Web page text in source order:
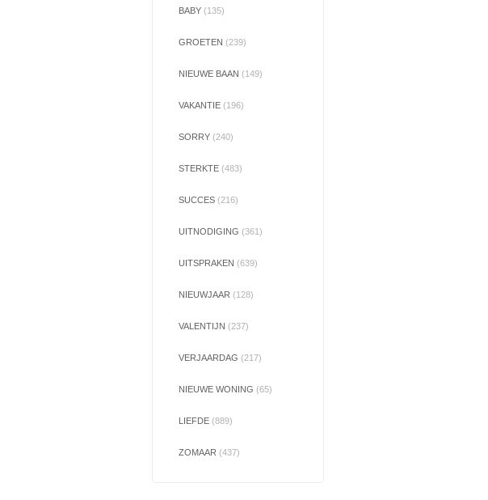
BABY (135)
GROETEN (239)
NIEUWE BAAN (149)
VAKANTIE (196)
SORRY (240)
STERKTE (483)
SUCCES (216)
UITNODIGING (361)
UITSPRAKEN (639)
NIEUWJAAR (128)
VALENTIJN (237)
VERJAARDAG (217)
NIEUWE WONING (65)
LIEFDE (889)
ZOMAAR (437)